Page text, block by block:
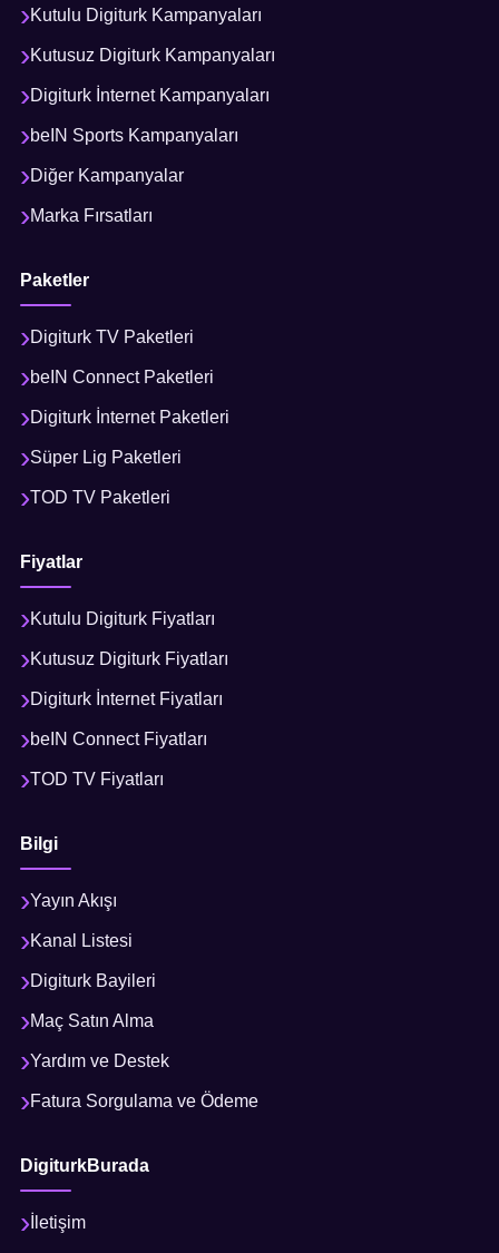
Kutulu Digiturk Kampanyaları
Kutusuz Digiturk Kampanyaları
Digiturk İnternet Kampanyaları
beIN Sports Kampanyaları
Diğer Kampanyalar
Marka Fırsatları
Paketler
Digiturk TV Paketleri
beIN Connect Paketleri
Digiturk İnternet Paketleri
Süper Lig Paketleri
TOD TV Paketleri
Fiyatlar
Kutulu Digiturk Fiyatları
Kutusuz Digiturk Fiyatları
Digiturk İnternet Fiyatları
beIN Connect Fiyatları
TOD TV Fiyatları
Bilgi
Yayın Akışı
Kanal Listesi
Digiturk Bayileri
Maç Satın Alma
Yardım ve Destek
Fatura Sorgulama ve Ödeme
DigiturkBurada
İletişim